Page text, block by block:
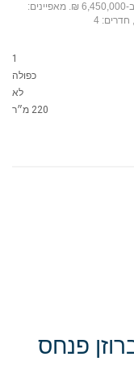
דירה 4 חדרים ברוזן פנחס (רמת גולדה, חיפה) למכירה ב-6,450,000 ₪. מאפיינים:
1
כפולה
לא
220 מ״ר